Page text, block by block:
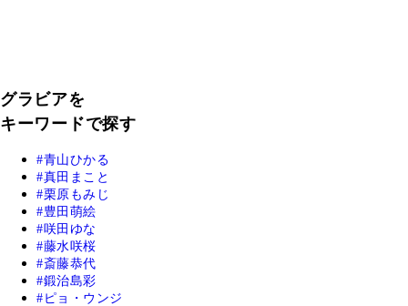
グラビアを
キーワードで探す
青山ひかる
真田まこと
栗原もみじ
豊田萌絵
咲田ゆな
藤水咲桜
斎藤恭代
鍛治島彩
ピョ・ウンジ